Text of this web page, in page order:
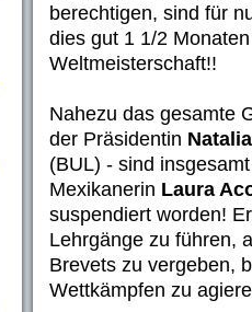
berechtigen, sind für
dies gut 1 1/2
Weltmeisterschaft!!
Nahezu das gesamte
der Präsidentin
(BUL) - sind
Mexikanerin Laura
suspendiert worden!
Lehrgänge zu führen,
Brevets zu vergeben,
Wettkämpfen zu